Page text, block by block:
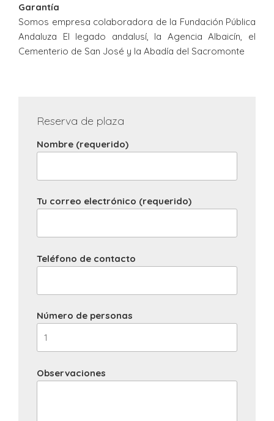
Garantía
Somos empresa colaboradora de la Fundación Pública
Andaluza El legado andalusí, la Agencia Albaicín, el
Cementerio de San José y la Abadía del Sacromonte
Reserva de plaza
Nombre (requerido)
Tu correo electrónico (requerido)
Teléfono de contacto
Número de personas
Observaciones